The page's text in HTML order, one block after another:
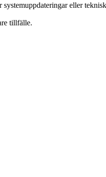
eller
tillfälle.